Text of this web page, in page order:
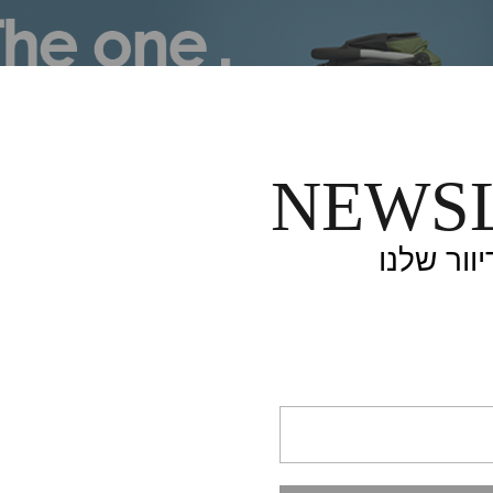
ולידה הבלוגימאמות
ותעבירי את הבייבי לאכילה
ביום בלבד
שלנו